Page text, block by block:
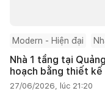
Modern - Hiện đại
Nhà 1 tầng tại
hoạch bằng thiết
27/06/2026, lúc 21:20